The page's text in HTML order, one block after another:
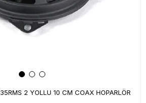
2 YOLLU 10 CM COAX HOPARLÖR